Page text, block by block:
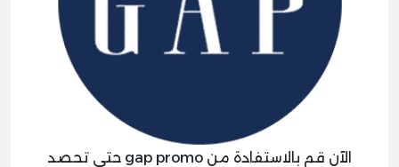
الآن قم بالاستفادة من gap promo حتى تحصد